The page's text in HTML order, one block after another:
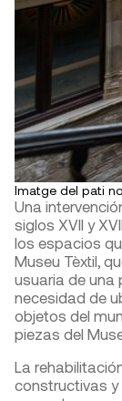
Imatge del pati
Una
siglos XVII y
los espacios
Museu Tèxtil,
usuaria de una
necesidad de
objetos del
piezas del
La
constructivas y